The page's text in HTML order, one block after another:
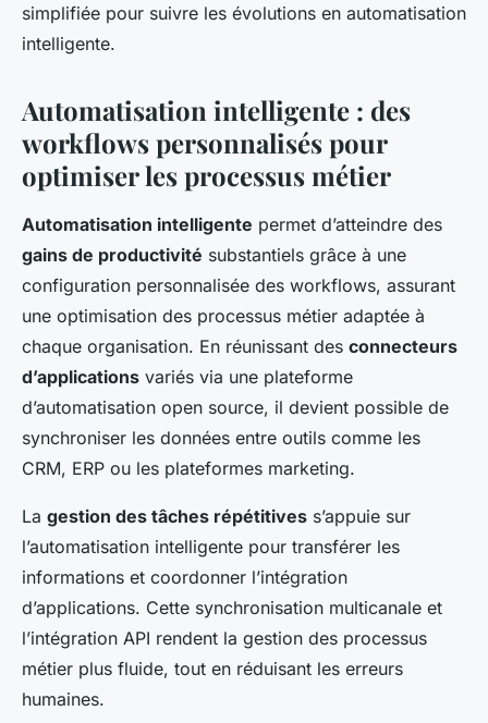
simplifiée pour suivre les évolutions en automatisation
intelligente.
Automatisation intelligente : des
workflows personnalisés pour
optimiser les processus métier
Automatisation intelligente permet d’atteindre des
gains de productivité substantiels grâce à une
configuration personnalisée des workflows, assurant
une optimisation des processus métier adaptée à
chaque organisation. En réunissant des connecteurs
d’applications variés via une plateforme
d’automatisation open source, il devient possible de
synchroniser les données entre outils comme les
CRM, ERP ou les plateformes marketing.
La gestion des tâches répétitives s’appuie sur
l’automatisation intelligente pour transférer les
informations et coordonner l’intégration
d’applications. Cette synchronisation multicanale et
l’intégration API rendent la gestion des processus
métier plus fluide, tout en réduisant les erreurs
humaines.